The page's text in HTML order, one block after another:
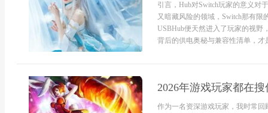
引言，Hub对Switch玩家的意义对
又暗藏风险的领域，Switch那有
USBHub便天然进入了玩家的视野
背后的供电奥秘与兼容性清单，才
2026年游戏玩家都在
作为一名资深游戏玩家，我时常